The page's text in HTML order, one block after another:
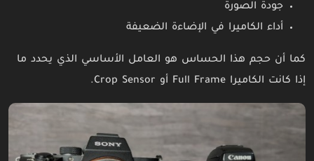
جودة الصورة
أداء الكاميرا في الإضاءة الضعيفة
كما أن حجم هذا الحساس هو العامل الأساسي الذي يحدد ما
إذا كانت الكاميرا Full Frame أو Crop Sensor.